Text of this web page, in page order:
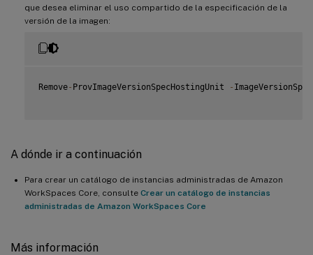
que desea eliminar el uso compartido de la especificación de la
versión de la imagen:
Remove- ProvImageVersionSpecHostingUnit -
A dónde ir a continuación
Para crear un catálogo de instancias administradas de Amazon
WorkSpaces Core, consulte Crear un catálogo de instancias
administradas de Amazon WorkSpaces Core
Más información